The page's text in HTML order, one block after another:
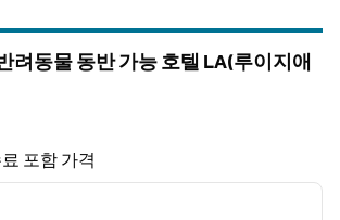
려동물 동반 가능 호텔 LA(루이지애
포함 가격
다음